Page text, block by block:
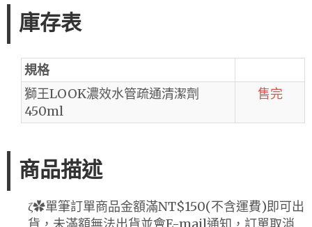
庫存表
規格
獅王LOOK濃效水管疏通清潔劑
450ml
售完
商品描述
ζ✿單筆訂單商品金額滿NT$150(不含運費)即可出